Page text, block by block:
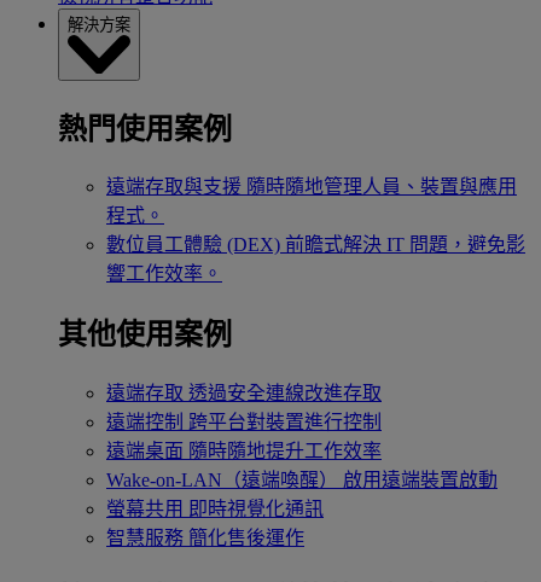
解決方案
熱門使用案例
遠端存取與支援 隨時隨地管理人員、裝置與應用
程式。
數位員工體驗 (DEX) 前瞻式解決 IT 問題，避免影
響工作效率。
其他使用案例
遠端存取 透過安全連線改進存取
遠端控制 跨平台對裝置進行控制
遠端桌面 隨時隨地提升工作效率
Wake-on-LAN（遠端喚醒）
啟用遠端裝置啟動
螢幕共用 即時視覺化通訊
智慧服務 簡化售後運作